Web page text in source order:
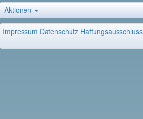
Aktionen
Impressum Datenschutz Haftungsausschluss